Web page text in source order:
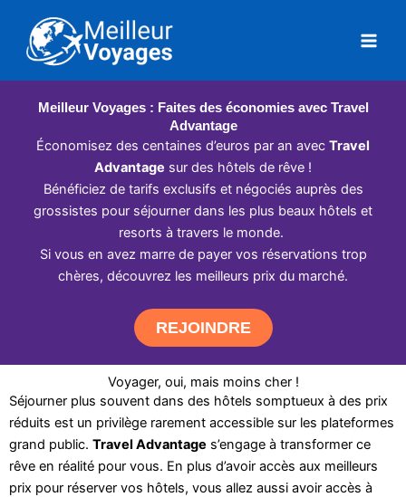
contenu
Meilleur Voyages : Faites des économies avec Travel
Advantage
Économisez des centaines d’euros par an avec Travel
Advantage sur des hôtels de rêve !
Bénéficiez de tarifs exclusifs et négociés auprès des
grossistes pour séjourner dans les plus beaux hôtels et
resorts à travers le monde.
Si vous en avez marre de payer vos réservations trop
chères, découvrez les meilleurs prix du marché.
REJOINDRE
Voyager, oui, mais moins cher !
Séjourner plus souvent dans des hôtels somptueux à des prix
réduits est un privilège rarement accessible sur les plateformes
grand public. Travel Advantage s’engage à transformer ce
rêve en réalité pour vous. En plus d’avoir accès aux meilleurs
prix pour réserver vos hôtels, vous allez aussi avoir accès à